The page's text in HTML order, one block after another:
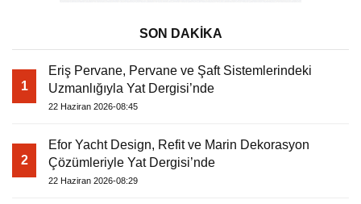
SON DAKİKA
1
Eriş Pervane, Pervane ve Şaft Sistemlerindeki
Uzmanlığıyla Yat Dergisi’nde
22 Haziran 2026-08:45
2
Efor Yacht Design, Refit ve Marin Dekorasyon
Çözümleriyle Yat Dergisi’nde
22 Haziran 2026-08:29